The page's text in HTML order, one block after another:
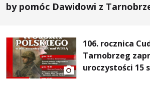
by pomóc Dawidowi z
106. rocznica
Tarnobrzeg
uroczystości 15